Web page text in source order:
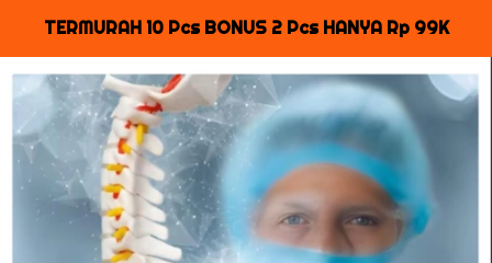
TERMURAH 10 Pcs BONUS 2 Pcs HANYA Rp 99K